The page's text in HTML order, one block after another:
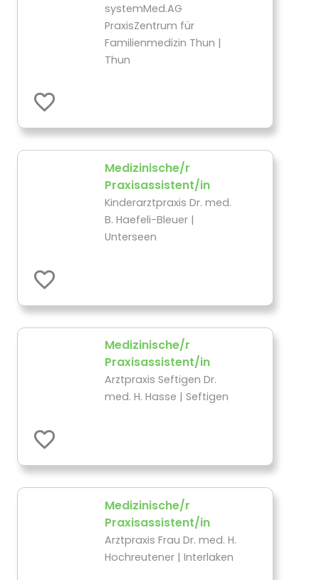
systemMed.AG
PraxisZentrum für
Familienmedizin Thun |
Thun
Medizinische/r
Praxisassistent/in
Kinderarztpraxis Dr. med.
B. Haefeli-Bleuer |
Unterseen
Medizinische/r
Praxisassistent/in
Arztpraxis Seftigen Dr.
med. H. Hasse | Seftigen
Medizinische/r
Praxisassistent/in
Arztpraxis Frau Dr. med. H.
Hochreutener | Interlaken